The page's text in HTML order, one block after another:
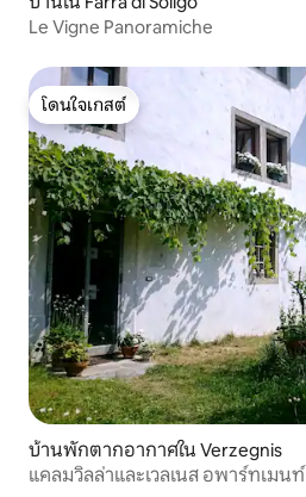
Le Vigne Panoramiche
โดนใจเกสต์
โดนใจเกสต์
บ้านพักตากอากาศใน Verzegnis
แคลมวิลล่าและเวลเนส อพาร์ทเมนท์